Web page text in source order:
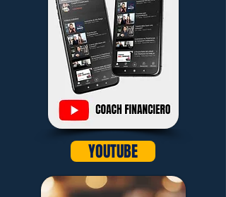
YOUTUBE